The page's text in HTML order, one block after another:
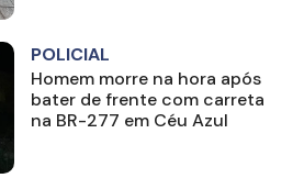
POLICIAL
Homem morre na hora após
bater de frente com carreta
na BR-277 em Céu Azul